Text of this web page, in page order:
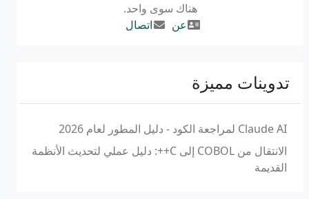
هناك سوى واحد.
عن
اتصال
تدوينات مميزة
Claude AI لمراجعة الكود - دليل المطور لعام 2026
الانتقال من COBOL إلى C++: دليل عملي لتحديث الأنظمة
القديمة